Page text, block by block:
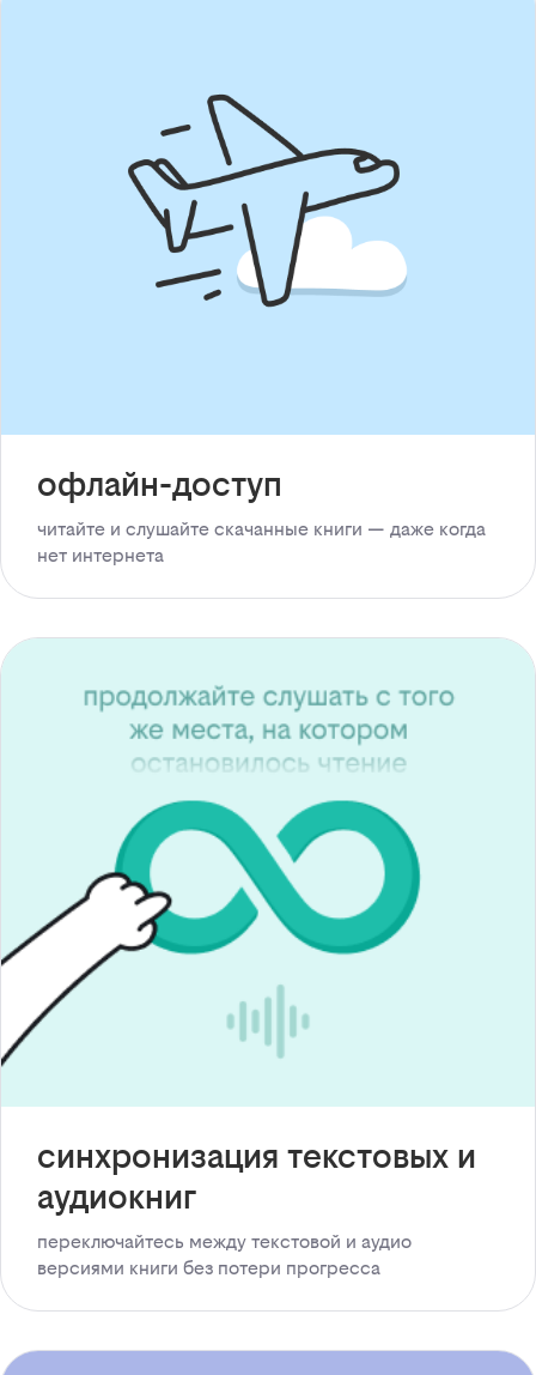
офлайн-доступ
читайте и слушайте скачанные книги — даже когда
нет интернета
синхронизация текстовых и
аудиокниг
переключайтесь между текстовой и аудио
версиями книги без потери прогресса